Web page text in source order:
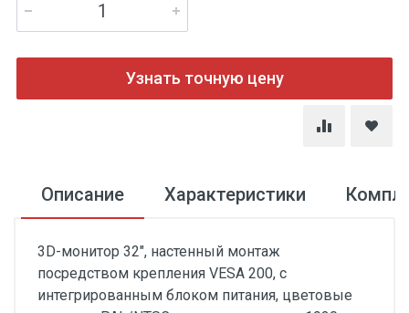
Узнать точную цену
Описание Характеристики
3D-монитор 32", настенный монтаж
посредством крепления VESA 200, с
интегрированным блоком питания, цветовые